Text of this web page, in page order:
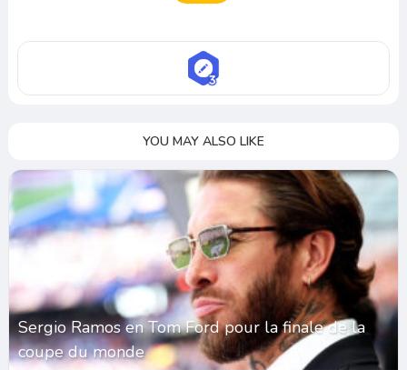
YOU MAY ALSO LIKE
Sergio Ramos en Tom Ford pour la finale de la
coupe du monde